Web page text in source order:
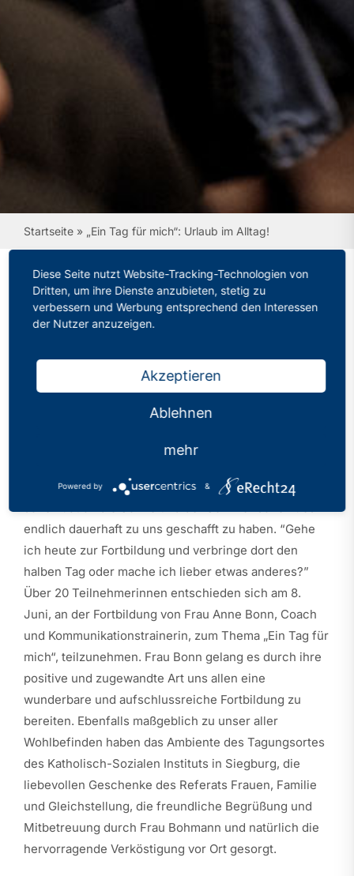
Startseite» „Ein Tag für mich“: Urlaub im Alltag!
„Ein Tag für mich“:
Bonn/Rhein-Sieg
Veröffentlicht: 20.08.2024
Das Schuljahr ist fast vorbei, die letzten Noten
stehen an und es ist einfach sehr viel los. Endlich
endlich dauerhaft zu uns geschafft zu haben. “Gehe
ich heute zur Fortbildung und verbringe dort den
halben Tag oder mache ich lieber etwas anderes?”
Über 20 Teilnehmerinnen entschieden sich am 8.
Juni, an der Fortbildung von Frau Anne Bonn, Coach
und Kommunikationstrainerin, zum Thema „Ein Tag für
mich“, teilzunehmen. Frau Bonn gelang es durch ihre
positive und zugewandte Art uns allen eine
wunderbare und aufschlussreiche Fortbildung zu
bereiten. Ebenfalls maßgeblich zu unser aller
Wohlbefinden haben das Ambiente des Tagungsortes
des Katholisch-Sozialen Instituts in Siegburg, die
liebevollen Geschenke des Referats Frauen, Familie
und Gleichstellung, die freundliche Begrüßung und
Mitbetreuung durch Frau Bohmann und natürlich die
hervorragende Verköstigung vor Ort gesorgt.
Diese Seite nutzt Website-Tracking-Technologien von
Dritten, um ihre Dienste anzubieten, stetig zu
verbessern und Werbung entsprechend den Interessen
der Nutzer anzuzeigen.
Akzeptieren
Ablehnen
mehr
Powered by &